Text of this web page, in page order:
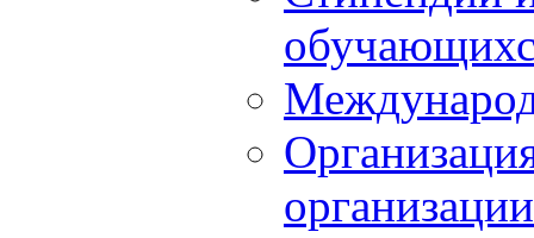
организации